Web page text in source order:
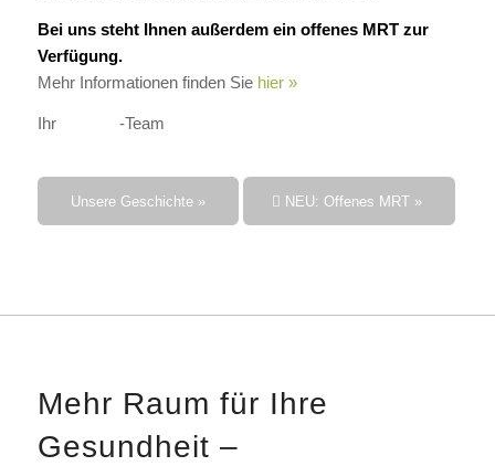
Bei uns steht Ihnen außerdem ein offenes MRT zur
Verfügung.
Mehr Informationen finden Sie hier »
Ihr -Team
Unsere Geschichte » NEU: Offenes MRT »
Mehr Raum für Ihre
Gesundheit –